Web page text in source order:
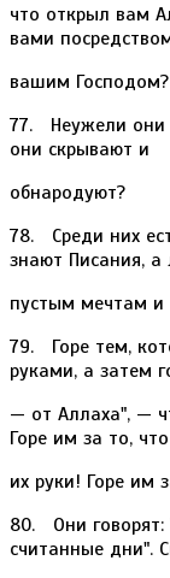
что открыл вам
вами
вашим
77. Неужели они
они скрывают и
обнародуют?
78. Среди них
знают Писания, а
пустым мечтам
79. Горе тем,
руками, а затем
— от Аллаха", —
Горе им за то,
их руки! Горе им
80. Они говорят:
считанные дни".